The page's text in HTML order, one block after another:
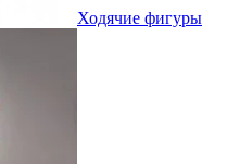
Ходячие фигуры